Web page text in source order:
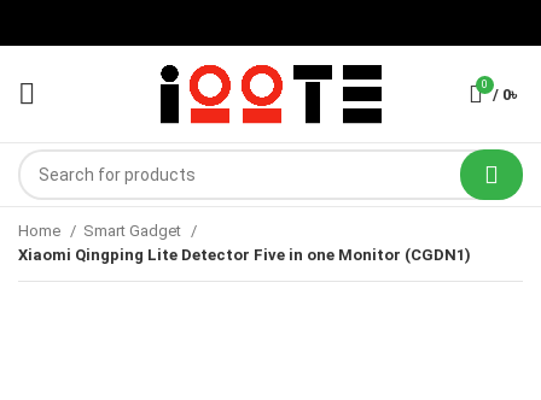
0
/ 0৳
Home
Smart Gadget
Xiaomi Qingping Lite Detector Five in one Monitor (CGDN1)